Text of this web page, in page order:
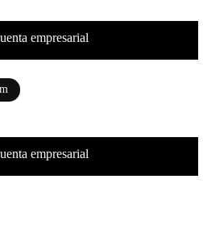
empresarial
empresarial